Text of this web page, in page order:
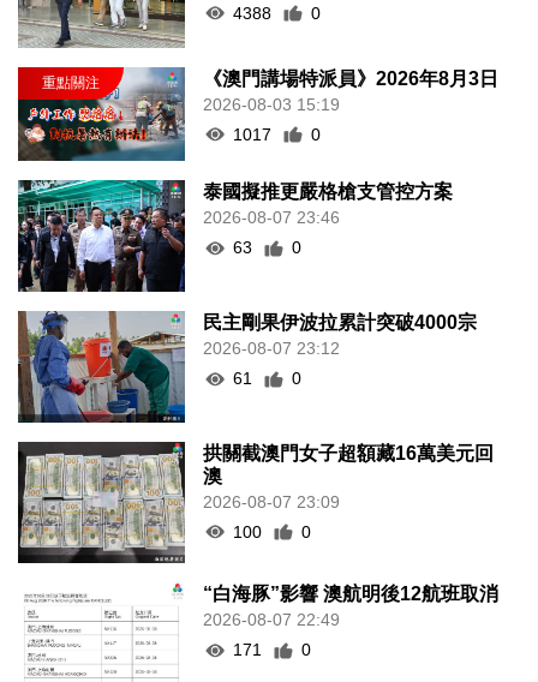
4388 0
《澳門講場特派員》2026年8月3日
2026-08-03 15:19
1017
0
泰國擬推更嚴格槍支管控方案
2026-08-07 23:46
63
0
民主剛果伊波拉累計突破4000宗
2026-08-07 23:12
61
0
拱關截澳門女子超額藏16萬美元回
澳
2026-08-07 23:09
100
0
“白海豚”影響 澳航明後12航班取消
2026-08-07 22:49
171
0